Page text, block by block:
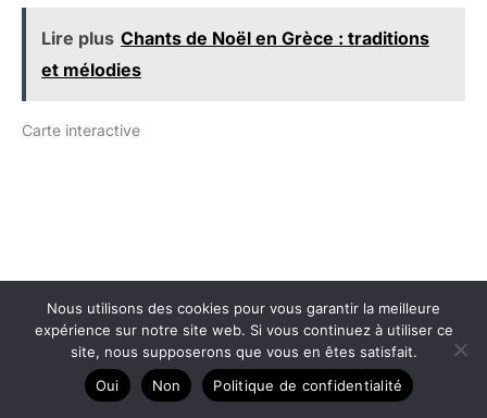
Lire plus Chants de Noël en Grèce : traditions
et mélodies
Carte interactive
Nous utilisons des cookies pour vous garantir la meilleure
expérience sur notre site web. Si vous continuez à utiliser ce
site, nous supposerons que vous en êtes satisfait.
Oui
Non Politique de confidentialité